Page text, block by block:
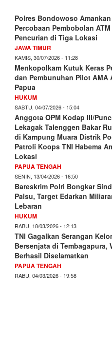
Polres Bondowoso
Percobaan Pembobolan
Pencurian di Tiga Lokasi
JAWA TIMUR
KAMIS, 30/07/2026 - 11:28
Menkopolkam Kutuk Keras
dan Pembunuhan Pilot AMA
Papua
HUKUM
SABTU, 04/07/2026 - 15:04
Anggota OPM Kodap III/
Lekagak Talenggen Bakar
di Kampung Muara Distrik
Patroli Koops TNI Habema
Lokasi
PAPUA TENGAH
SENIN, 13/04/2026 - 16:50
Bareskrim Polri Bongkar
Palsu, Target Edarkan
Lebaran
HUKUM
RABU, 18/03/2026 - 12:13
TNI Gagalkan Serangan
Bersenjata di Tembagapura,
Berhasil Diselamatkan
PAPUA TENGAH
RABU, 04/03/2026 - 19:58